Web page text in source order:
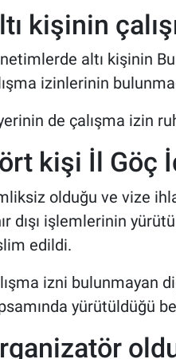
kişinin
altı kişinin
izinlerinin
de çalışma izin
kişi İl Göç
olduğu ve vize
dışı işlemlerinin
edildi.
izni bulunmayan
yürütüldüğü